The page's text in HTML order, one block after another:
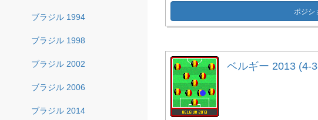
ブラジル 1994
ブラジル 1998
ブラジル 2002
ブラジル 2006
ブラジル 2014
ポジシ
ベルギー 2013 (4-